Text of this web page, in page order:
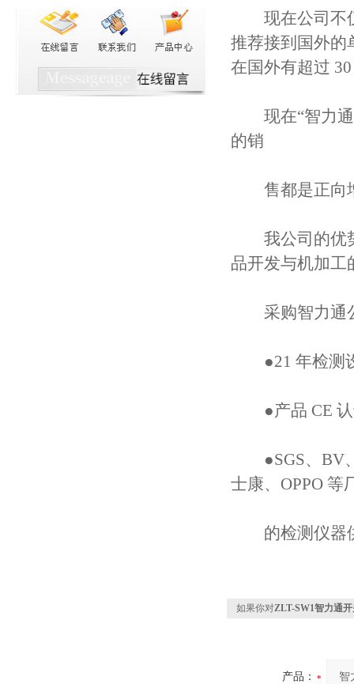
现在公司不仅
推荐接到国外的
在国外有超过
现在“智力通”
的销
售都是正向
我公司的优势
品开发与机加工
采购智力通
●21 年检测设
●产品 CE 认
●SGS、BV、
士康、OPPO 等
的检测仪器
如果你对ZLT-SW1智力通
产品：